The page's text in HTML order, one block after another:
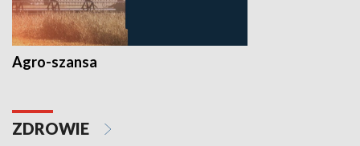
Agro-szansa
ZDROWIE